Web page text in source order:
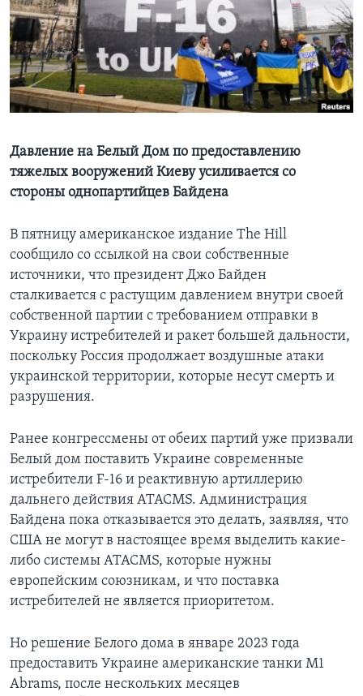
Learning English
СОЦИАЛЬНЫЕ СЕТИ
Языки
Давление на Белый Дом по предоставлению
тяжелых вооружений Киеву усиливается со
стороны однопартийцев Байдена
В пятницу американское издание The Hill
сообщило со ссылкой на свои собственные
источники, что президент Джо Байден
сталкивается с растущим давлением внутри своей
собственной партии с требованием отправки в
Украину истребителей и ракет большей дальности,
поскольку Россия продолжает воздушные атаки
украинской территории, которые несут смерть и
разрушения.
Ранее конгрессмены от обеих партий уже призвали
Белый дом поставить Украине современные
истребители F-16 и реактивную артиллерию
дальнего действия ATACMS. Администрация
Байдена пока отказывается это делать, заявляя, что
США не могут в настоящее время выделить какие-
либо системы ATACMS, которые нужны
европейским союзникам, и что поставка
истребителей не является приоритетом.
Но решение Белого дома в январе 2023 года
предоставить Украине американские танки M1
Abrams, после нескольких месяцев